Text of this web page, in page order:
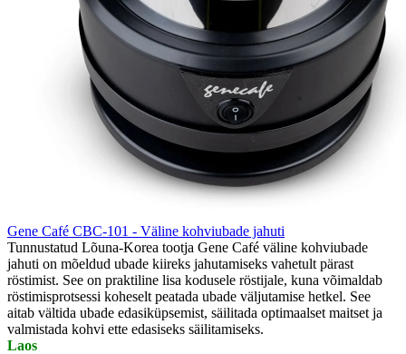
Gene Café CBC-101 - Väline kohviubade jahuti
Tunnustatud Lõuna-Korea tootja Gene Café väline kohviubade
jahuti on mõeldud ubade kiireks jahutamiseks vahetult pärast
röstimist. See on praktiline lisa kodusele röstijale, kuna võimaldab
röstimisprotsessi koheselt peatada ubade väljutamise hetkel. See
aitab vältida ubade edasiküpsemist, säilitada optimaalset maitset ja
valmistada kohvi ette edasiseks säilitamiseks.
Laos